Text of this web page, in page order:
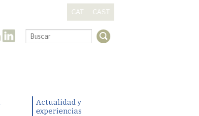
CAT CAST
.
Actualidad y
experiencias